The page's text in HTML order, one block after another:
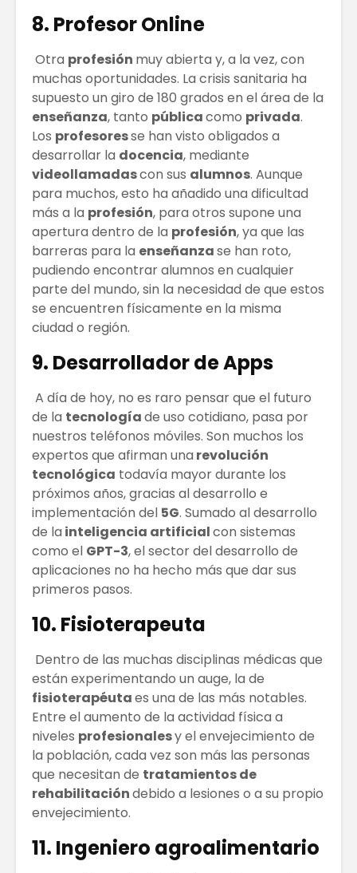
8. Profesor Online
Otra profesión muy abierta y, a la vez, con
muchas oportunidades. La crisis sanitaria ha
supuesto un giro de 180 grados en el área de la
enseñanza, tanto públicacomo privada.
Los profesoresse han visto obligados a
desarrollar la docencia, mediante
videollamadascon sus alumnos. Aunque
para muchos, esto ha añadido una dificultad
más a la profesión, para otros supone una
apertura dentro de la profesión, ya que las
barreras para la enseñanzase han roto,
pudiendo encontrar alumnos en cualquier
parte del mundo, sin la necesidad de que estos
se encuentren físicamente en la misma
ciudad o región.
9. Desarrollador de Apps
A día de hoy, no es raro pensar que el futuro
de la tecnologíade uso cotidiano, pasa por
nuestros teléfonos móviles. Son muchos los
expertos que afirman una revolución
tecnológica todavía mayor durante los
próximos años, gracias al desarrollo e
implementación del 5G. Sumado al desarrollo
de la inteligencia artificialcon sistemas
como el GPT-3, el sector del desarrollo de
aplicaciones no ha hecho más que dar sus
primeros pasos.
10. Fisioterapeuta
Dentro de las muchas disciplinas médicas que
están experimentando un auge, la de
fisioterapéutaes una de las más notables.
Entre el aumento de la actividad física a
niveles profesionalesy el envejecimiento de
la población, cada vez son más las personas
que necesitan de tratamientos de
rehabilitacióndebido a lesiones o a su propio
envejecimiento.
11. Ingeniero agroalimentario